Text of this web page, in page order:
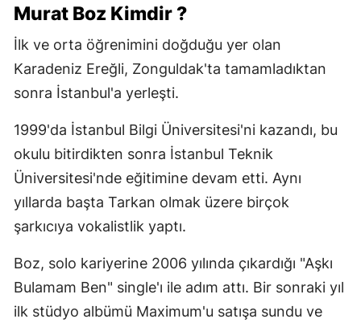
Murat Boz Kimdir ?
İlk ve orta öğrenimini doğduğu yer olan
Karadeniz Ereğli, Zonguldak'ta tamamladıktan
sonra İstanbul'a yerleşti.
1999'da İstanbul Bilgi Üniversitesi'ni kazandı, bu
okulu bitirdikten sonra İstanbul Teknik
Üniversitesi'nde eğitimine devam etti. Aynı
yıllarda başta Tarkan olmak üzere birçok
şarkıcıya vokalistlik yaptı.
Boz, solo kariyerine 2006 yılında çıkardığı "Aşkı
Bulamam Ben" single'ı ile adım attı. Bir sonraki yıl
ilk stüdyo albümü Maximum'u satışa sundu ve